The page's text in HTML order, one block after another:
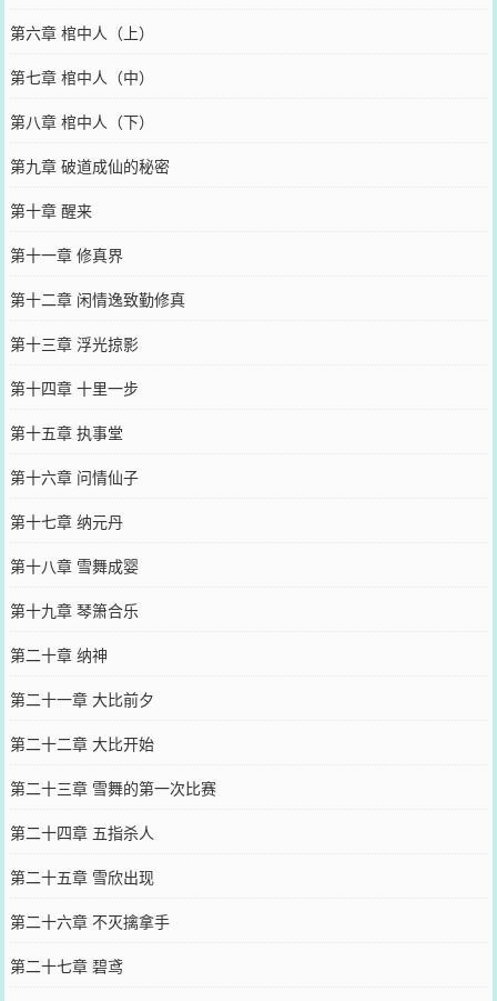
第六章 棺中人（上）
第七章 棺中人（中）
第八章 棺中人（下）
第九章 破道成仙的秘密
第十章 醒来
第十一章 修真界
第十二章 闲情逸致勤修真
第十三章 浮光掠影
第十四章 十里一步
第十五章 执事堂
第十六章 问情仙子
第十七章 纳元丹
第十八章 雪舞成婴
第十九章 琴箫合乐
第二十章 纳神
第二十一章 大比前夕
第二十二章 大比开始
第二十三章 雪舞的第一次比赛
第二十四章 五指杀人
第二十五章 雪欣出现
第二十六章 不灭擒拿手
第二十七章 碧鸢